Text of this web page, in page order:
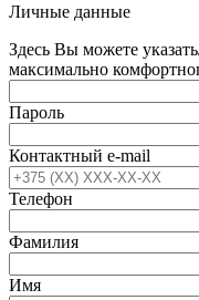
Личные данные
Здесь Вы можете
максимально
Пароль
Контактный e-mail
Телефон
Фамилия
Имя